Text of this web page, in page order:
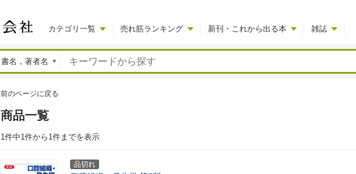
カテゴリ一覧 売れ筋ランキング 新刊・これから出る本 雑誌
前のページに戻る
商品一覧
1件中1件から1件までを表示
品切れ